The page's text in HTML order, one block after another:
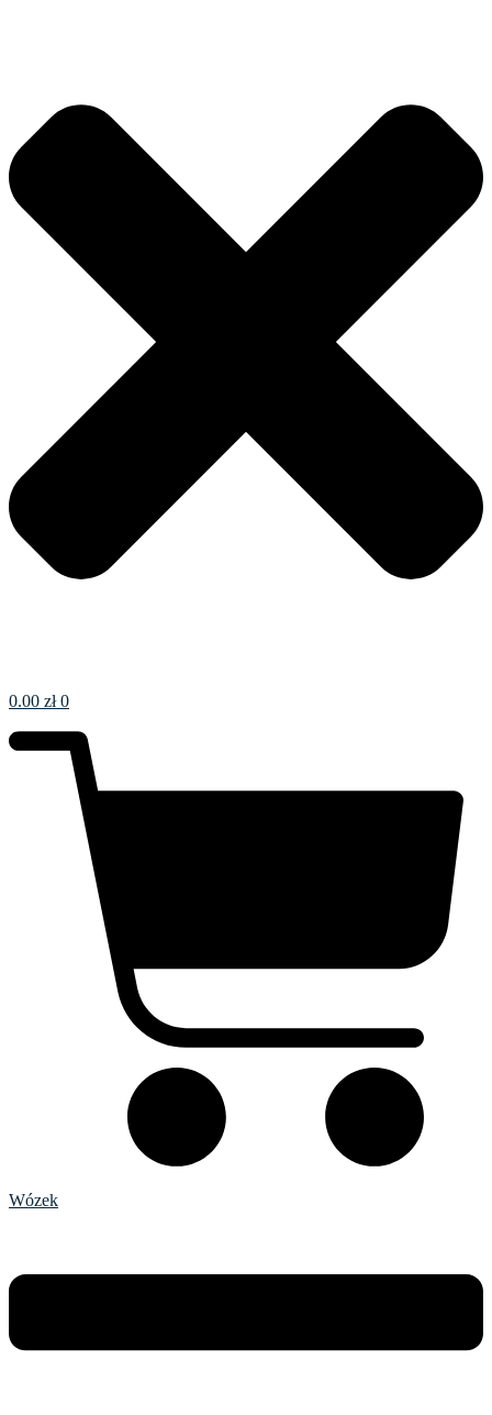
0.00 zł 0
Wózek